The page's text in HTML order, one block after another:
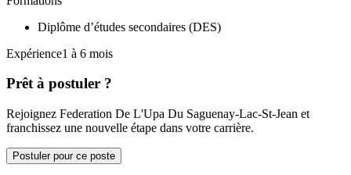
Diplôme d’études secondaires (DES)
Expérience1 à 6 mois
Prêt à postuler ?
Rejoignez Federation De L'Upa Du Saguenay-Lac-St-Jean et
franchissez une nouvelle étape dans votre carrière.
Postuler pour ce poste